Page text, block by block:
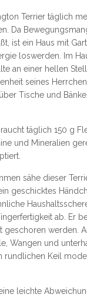
Terrier täglich
Da
ist ein Haus mit
loswerden. Im
an einer hellen
seines
Tische und
täglich 150 g
und Mineralien
sähe dieser
geschicktes
ab. Er
geschoren werden.
Wangen und
rundlichen Keil
leichte